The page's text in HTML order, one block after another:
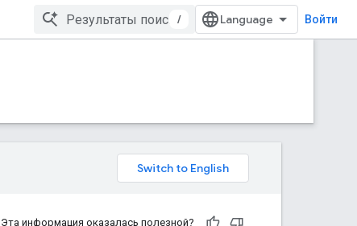
/ Войти
Эта информация оказалась полезной?